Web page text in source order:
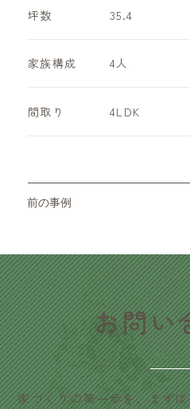
前の事例
坪数 35.4
家族構成 4人
​間取り 4LDK
お問い
家づくりの第一歩を、まず